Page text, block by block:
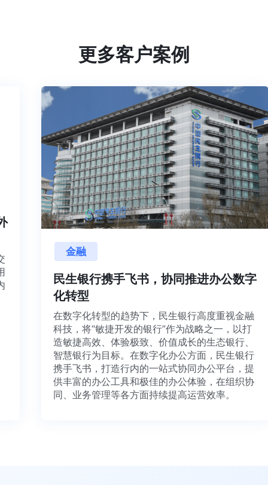
更多客户案例
外
交
用
内
金融
民生银行携手飞书，协同推进办公数
化转型
在数字化转型的趋势下，民生银行高度重视金融
科技，将“敏捷开发的银行”作为战略之一，以打
造敏捷高效、体验极致、价值成长的生态银行、
智慧银行为目标。在数字化办公方面，民生银行
携手飞书，打造行内的一站式协同办公平台，提
供丰富的办公工具和极佳的办公体验，在组织协
同、业务管理等各方面持续提高运营效率。